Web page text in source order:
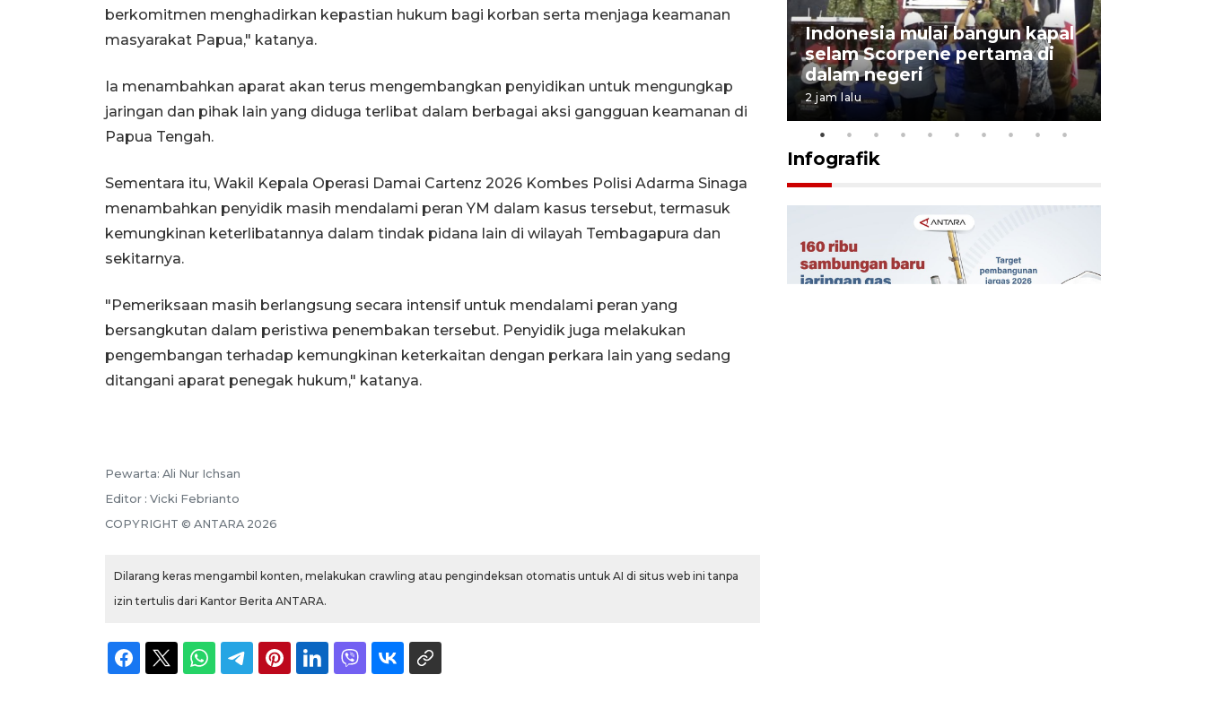
berkomitmen menghadirkan kepastian hukum bagi korban serta menjaga keamanan
masyarakat Papua," katanya.
Ia menambahkan aparat akan terus mengembangkan penyidikan untuk mengungkap
jaringan dan pihak lain yang diduga terlibat dalam berbagai aksi gangguan keamanan di
Papua Tengah.
Sementara itu, Wakil Kepala Operasi Damai Cartenz 2026 Kombes Polisi Adarma Sinaga
menambahkan penyidik masih mendalami peran YM dalam kasus tersebut, termasuk
kemungkinan keterlibatannya dalam tindak pidana lain di wilayah Tembagapura dan
sekitarnya.
"Pemeriksaan masih berlangsung secara intensif untuk mendalami peran yang
bersangkutan dalam peristiwa penembakan tersebut. Penyidik juga melakukan
pengembangan terhadap kemungkinan keterkaitan dengan perkara lain yang sedang
ditangani aparat penegak hukum," katanya.
Pewarta: Ali Nur Ichsan
Editor : Vicki Febrianto
COPYRIGHT © ANTARA 2026
Dilarang keras mengambil konten, melakukan crawling atau pengindeksan otomatis untuk AI di situs web ini tanpa
izin tertulis dari Kantor Berita ANTARA.
5 Agustus 2026 21:16
Indonesia mulai bangun kapal
selam Scorpene pertama di
dalam negeri
2 jam lalu
Infografik